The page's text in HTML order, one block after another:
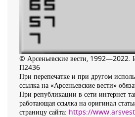
© Арсеньевские вести, 1992—2022.
П2436
При перепечатке и при другом
ссылка на «Арсеньевские вести»
При републикации в сети интернет
работающая ссылка на оригинал
страницу сайта: https://